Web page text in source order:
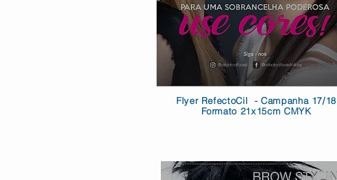
Flyer RefectoCil - Campanha 17/18
Formato 21x15cm CMYK